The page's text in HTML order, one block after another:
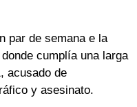
par de semana e la
cumplía una larga
acusado de
y asesinato.